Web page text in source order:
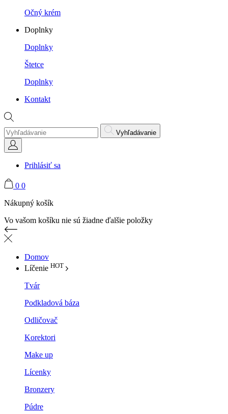
Očný krém
Doplnky
Doplnky
Štetce
Doplnky
Kontakt
Vyhľadávanie
Prihlásiť sa
0 0
Nákupný košík
Vo vašom košíku nie sú žiadne ďalšie položky
Domov
Líčenie HOT
Tvár
Podkladová báza
Odličovač
Korektori
Make up
Lícenky
Bronzery
Púdre